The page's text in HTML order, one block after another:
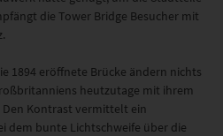
die Tower Bridge Besucher mit
1894 eröffnete Brücke ändern nichts
heutzutage mit ihrem
Kontrast vermittelt ein
dem bunte Lichtschweife über die